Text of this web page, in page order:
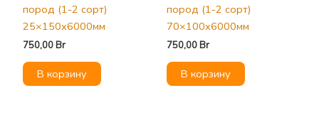
пород (1-2 сорт)
25×150х6000мм
750,00Br
В корзину
пород (1-2 сорт)
70×100х6000мм
750,00Br
В корзину